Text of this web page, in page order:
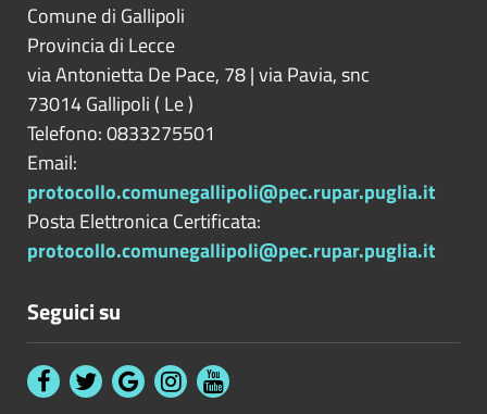
Comune di Gallipoli
Provincia di Lecce
via Antonietta De Pace, 78 | via Pavia, snc
73014Gallipoli ( Le)
Telefono: 0833275501
Email:
protocollo.comunegallipoli@pec.rupar.puglia.it
Posta Elettronica Certificata:
protocollo.comunegallipoli@pec.rupar.puglia.it
Seguici su